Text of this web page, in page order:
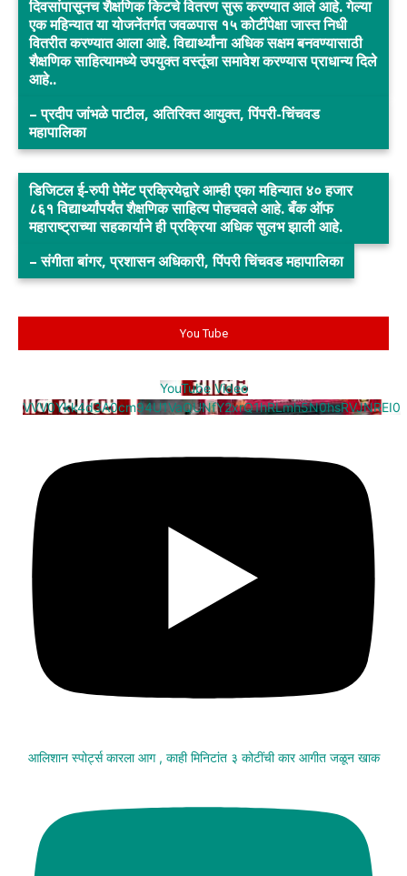
दिवसांपासूनच शैक्षणिक किटचे वितरण सुरू करण्यात आले आहे. गेल्या
एक महिन्यात या योजनेंतर्गत जवळपास १५ कोटींपेक्षा जास्त निधी
वितरीत करण्यात आला आहे. विद्यार्थ्यांना अधिक सक्षम बनवण्यासाठी
शैक्षणिक साहित्यामध्ये उपयुक्त वस्तूंचा समावेश करण्यास प्राधान्य दिले
आहे..
– प्रदीप जांभळे पाटील, अतिरिक्त आयुक्त, पिंपरी-चिंचवड
महापालिका
डिजिटल ई-रुपी पेमेंट प्रक्रियेद्वारे आम्ही एका महिन्यात ४० हजार
८६१ विद्यार्थ्यांपर्यंत शैक्षणिक साहित्य पोहचवले आहे. बँक ऑफ
महाराष्ट्राच्या सहकार्याने ही प्रक्रिया अधिक सुलभ झाली आहे.
– संगीता बांगर, प्रशासन अधिकारी, पिंपरी चिंचवड महापालिका
You Tube
YouTube Video
VVV0Ykk4d3A0cm94U1VaQUNfY2xrQ1hRLmh5N0hsRVJNREI0
आलिशान स्पोर्ट्स कारला आग , काही मिनिटांत ३ कोटींची कार आगीत जळून खाक